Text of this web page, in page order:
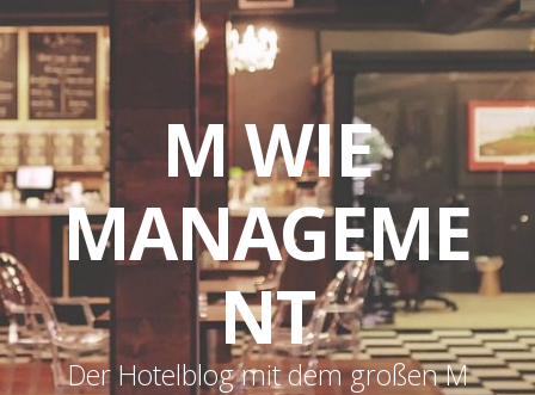
M WIE
MANAGEME
NT
Der Hotelblog mit dem großen M